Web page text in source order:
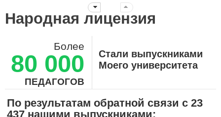
года. Это ты мне первым рассказал про АМО и я их
стала внедрять в работу, вводя в ступор коллег. За
эти годы нашей дружбы ты давал мне креативные
идеи, заставлял думать, двигаться дальше
учителей объединяет крыша твоего университета!!!
Суханова Светлана Вячеславовна,
воспитатель ДО-2, ГБОУ Школа №657 г.
Москва
педагогам шагать в ногу со временем! Здесь каждый
может найти курс, необходимый ему, именно в
данный момент, для повышения своей
Народная лицензия
Более
80 000
ПЕДАГОГОВ
Стали выпускниками
Моего университета
По результатам обратной связи с 23
437 нашими выпускниками: